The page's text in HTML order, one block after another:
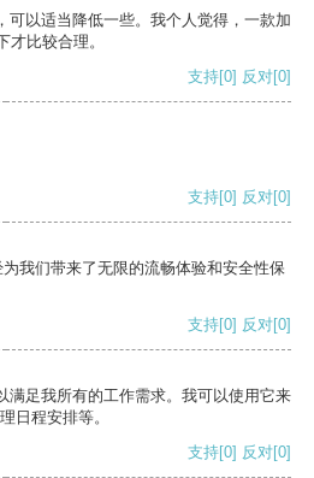
可以适当降低一些。我个人觉得，一款加
才比较合理。
支持[0] 反对[0]
支持[0] 反对[0]
我们带来了无限的流畅体验和安全性保
支持[0] 反对[0]
满足我所有的工作需求。我可以使用它来
日程安排等。
支持[0] 反对[0]